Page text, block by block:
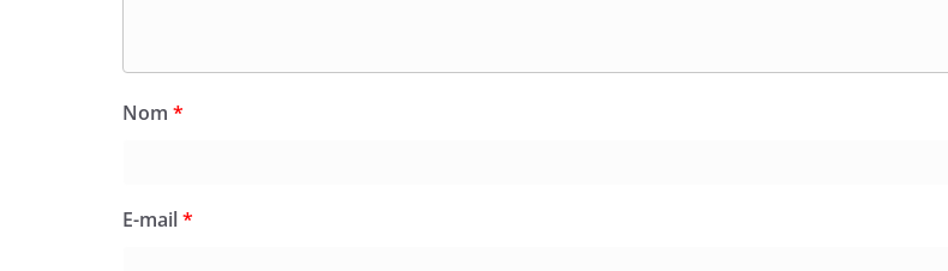
Nom *
E-mail*